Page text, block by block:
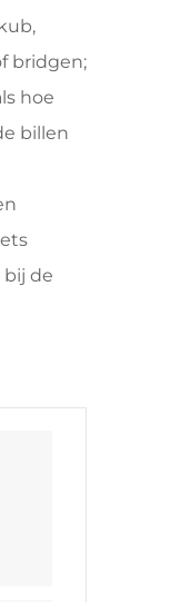
bridgen;
hoe
billen
bij de